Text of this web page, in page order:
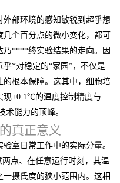
部环境的感知敏锐到超乎想
个百分点的微小变化，都可
乃****终实验结果的走向。因
*对稳定的“家园”，不仅是
根本保障。这其中，细胞培
现±0.1℃的温度控制精度与
术能力的顶峰。
真正意义
室日常工作中的实际分量。
点、在任意运行时刻，其温
摄氏度的狭小范围内。这相